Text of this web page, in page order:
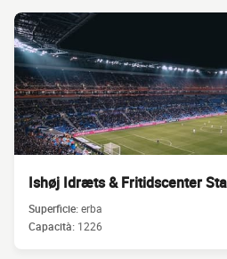
Ishøj Idræts & Fritidscenter
Superficie:erba
Capacità: 1226